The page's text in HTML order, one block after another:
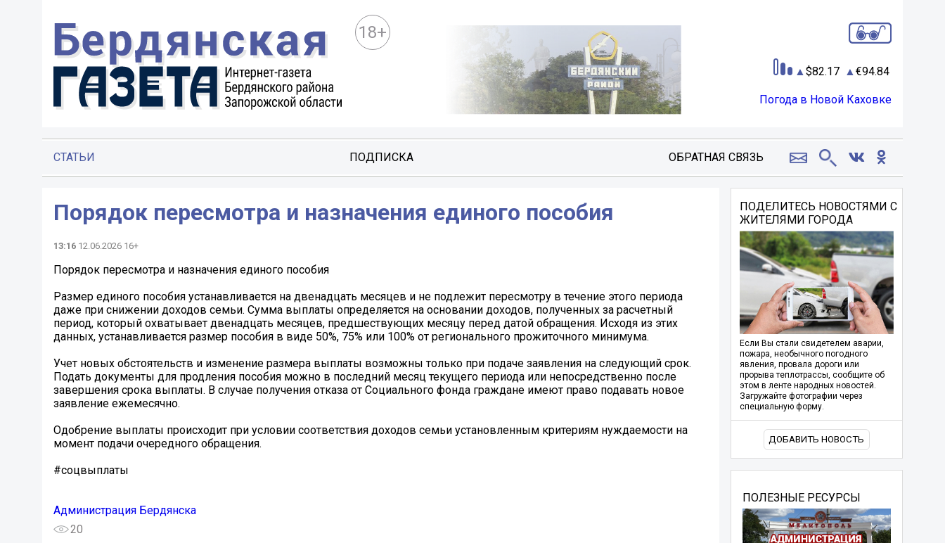
18+
82.17 94.84
Погода в Новой Каховке
СТАТЬИ ПОДПИСКА ОБРАТНАЯ СВЯЗЬ
Порядок пересмотра и назначения единого пособия
13:16 12.06.2026 16+
Порядок пересмотра и назначения единого пособия
Размер единого пособия устанавливается на двенадцать месяцев и не подлежит пересмотру в течение этого периода
даже при снижении доходов семьи. Сумма выплаты определяется на основании доходов, полученных за расчетный
период, который охватывает двенадцать месяцев, предшествующих месяцу перед датой обращения. Исходя из этих
данных, устанавливается размер пособия в виде 50%, 75% или 100% от регионального прожиточного минимума.
Учет новых обстоятельств и изменение размера выплаты возможны только при подаче заявления на следующий срок.
Подать документы для продления пособия можно в последний месяц текущего периода или непосредственно после
завершения срока выплаты. В случае получения отказа от Социального фонда граждане имеют право подавать новое
заявление ежемесячно.
Одобрение выплаты происходит при условии соответствия доходов семьи установленным критериям нуждаемости на
момент подачи очередного обращения.
#соцвыплаты
Администрация Бердянска
20
ПОДЕЛИТЕСЬ НОВОСТЯМИ С
ЖИТЕЛЯМИ ГОРОДА
Если Вы стали свидетелем аварии,
пожара, необычного погодного
явления, провала дороги или
прорыва теплотрассы, сообщите об
этом в ленте народных новостей.
Загружайте фотографии через
специальную форму.
ДОБАВИТЬ НОВОСТЬ
ПОЛЕЗНЫЕ РЕСУРСЫ